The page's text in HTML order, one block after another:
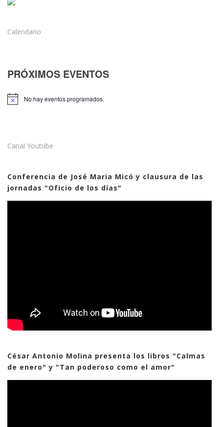
Calendario
PRÓXIMOS EVENTOS
Aviso No hay eventos programados.
Canal Youtube
Conferencia de José Maria Micó y clausura de las
jornadas "Oficio de los días"
César Antonio Molina presenta los libros "Calmas
de enero" y "Tan poderoso como el amor"